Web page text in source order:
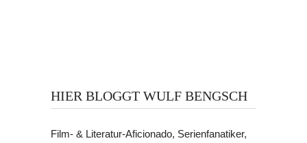
HIER BLOGGT WULF BENGSCH
Film- & Literatur-Aficionado, Serienfanatiker,